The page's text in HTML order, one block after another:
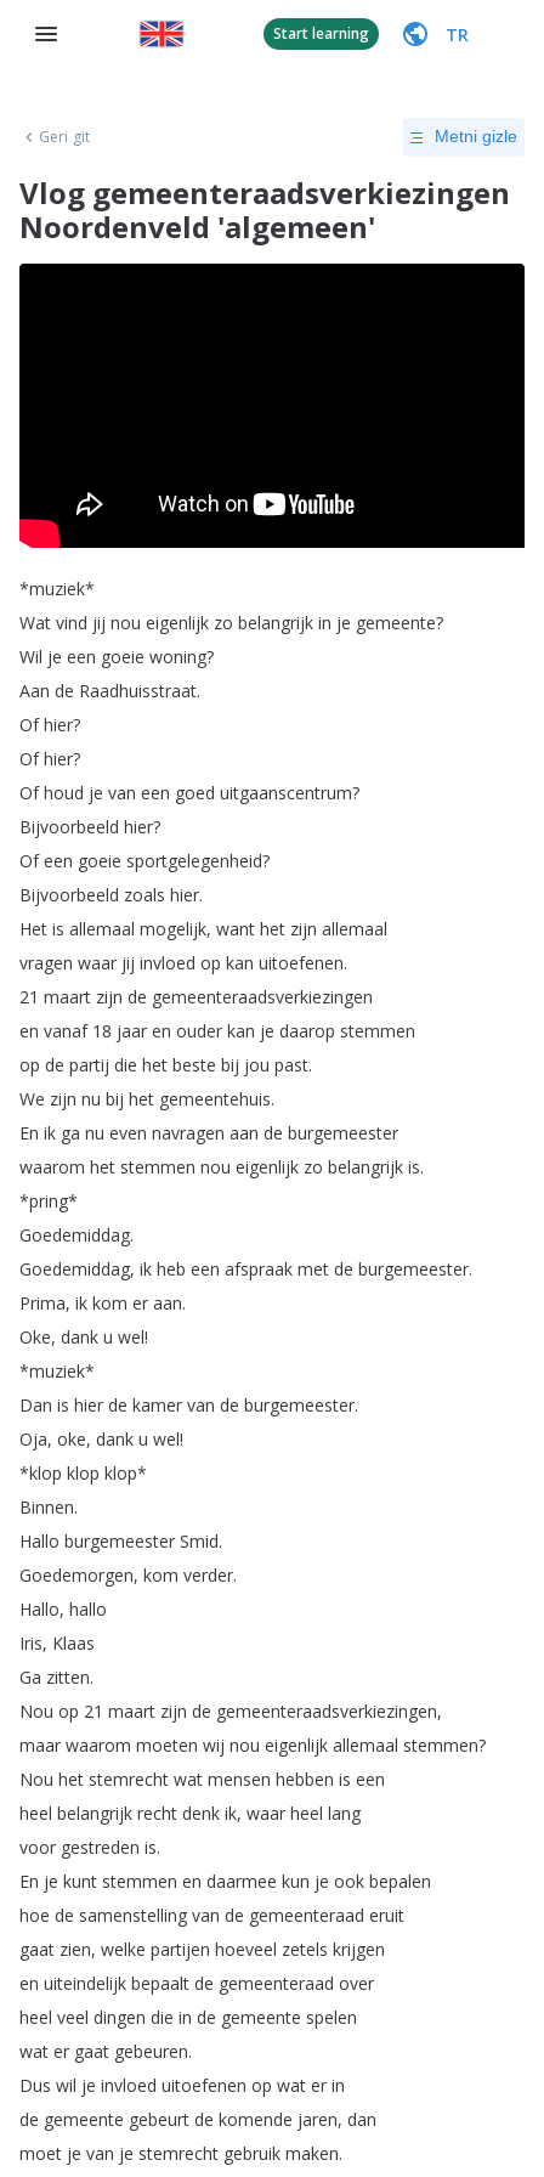
Start learning TR
Geri git Metni gizle
Vlog gemeenteraadsverkiezingen
Noordenveld 'algemeen'
*muziek*
Wat vind jij nou eigenlijk zo belangrijk in je gemeente?
Wil je een goeie woning?
Aan de Raadhuisstraat.
Of hier?
Of hier?
Of houd je van een goed uitgaanscentrum?
Bijvoorbeeld hier?
Of een goeie sportgelegenheid?
Bijvoorbeeld zoals hier.
Het is allemaal mogelijk, want het zijn allemaal
vragen waar jij invloed op kan uitoefenen.
21 maart zijn de gemeenteraadsverkiezingen
en vanaf18 jaar en ouder kan je daarop stemmen
op de partij die het beste bij jou past.
We zijn nu bij het gemeentehuis.
En ik ga nu even navragen aan de burgemeester
waarom het stemmen nou eigenlijk zo belangrijk is.
*pring*
Goedemiddag.
Goedemiddag, ik heb een afspraak met de burgemeester.
Prima, ik kom er aan.
Oke, dank u wel!
*muziek*
Dan is hier de kamer van de burgemeester.
Oja, oke, dank u wel!
*klop klop klop*
Binnen.
Hallo burgemeester Smid.
Goedemorgen, kom verder.
Hallo, hallo
Iris, Klaas
Ga zitten.
Nou op 21 maart zijn de gemeenteraadsverkiezingen,
maar waarom moeten wij nou eigenlijk allemaal stemmen?
Nou het stemrecht wat mensen hebben is een
heel belangrijk recht denk ik, waar heel lang
voor gestreden is.
En je kunt stemmen en daarmee kun je ook bepalen
hoe de samenstelling van de gemeenteraad eruit
gaat zien, welke partijen hoeveel zetels krijgen
en uiteindelijk bepaalt de gemeenteraad over
heel veel dingen die in de gemeente spelen
wat er gaat gebeuren.
Dus wil je invloed uitoefenen op wat er in
de gemeente gebeurt de komende jaren, dan
moet je van je stemrecht gebruik maken.